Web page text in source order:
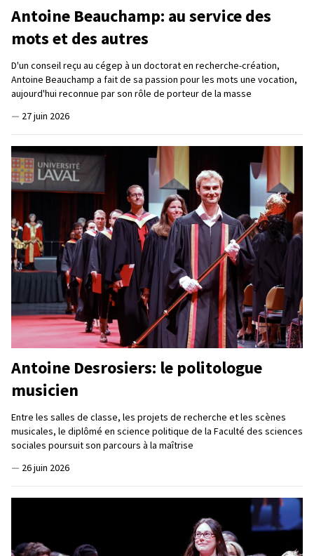
Antoine Beauchamp: au service des
mots et des autres
D'un conseil reçu au cégep à un doctorat en recherche-création,
Antoine Beauchamp a fait de sa passion pour les mots une vocation,
aujourd'hui reconnue par son rôle de porteur de la masse
— 27 juin 2026
Antoine Desrosiers: le politologue
musicien
Entre les salles de classe, les projets de recherche et les scènes
musicales, le diplômé en science politique de la Faculté des sciences
sociales poursuit son parcours à la maîtrise
— 26 juin 2026